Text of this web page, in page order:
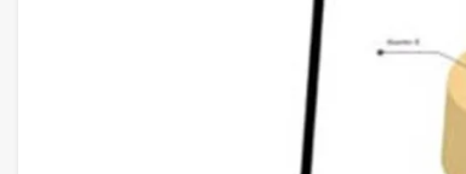
Điểm nổi bật nhất của màn hình chính là độ
giải cao mang đến hình ảnh sắc nét và chi
Người dùng sẽ thấy được từng chi tiết nhỏ
game, từ đó nâng cao hiệu suất làm việc và
Thông số kỹ thuật cơ bản